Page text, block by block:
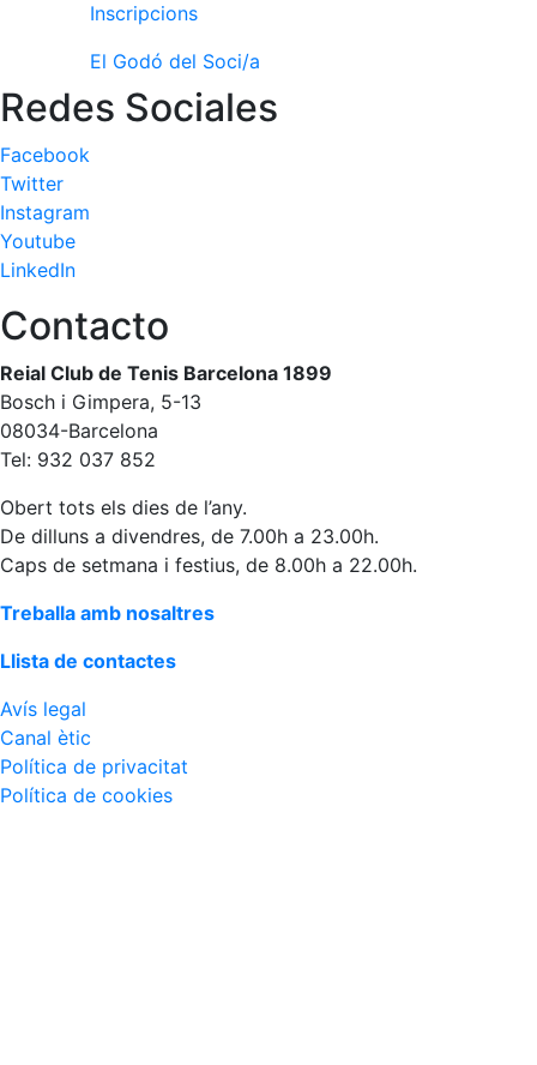
Inscripcions
El Godó del Soci/a
Redes Sociales
Facebook
Twitter
Instagram
Youtube
LinkedIn
Contacto
Reial Club de Tenis Barcelona 1899
Bosch i Gimpera, 5-13
08034-Barcelona
Tel: 932 037 852
Obert tots els dies de l’any.
De dilluns a divendres, de 7.00h a 23.00h.
Caps de setmana i festius, de 8.00h a 22.00h.
Treballa amb nosaltres
Llista de contactes
Avís legal
Canal ètic
Política de privacitat
Política de cookies